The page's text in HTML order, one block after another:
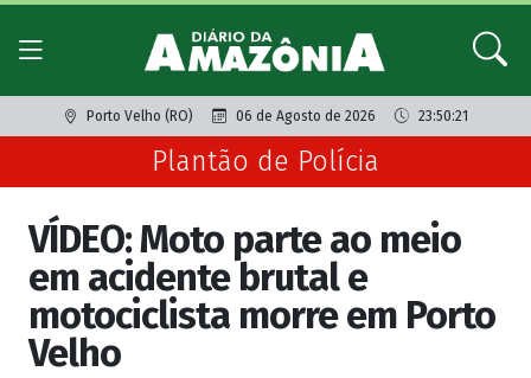
Porto Velho (RO) 06 de Agosto de 2026 23:50:21
Plantão de Polícia
VÍDEO: Moto parte ao meio
em acidente brutal e
motociclista morre em Porto
Velho